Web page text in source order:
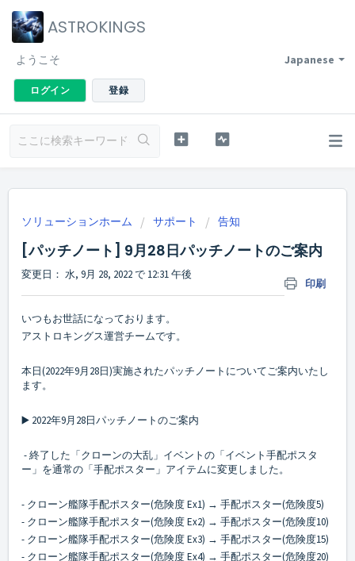
ASTROKINGS
Japanese
ようこそ
ログイン 登録
ソリューションホーム サポート 告知
[パッチノート] 9月28日パッチノートのご案内
印刷
変更日： 水, 9月 28, 2022 で 12:31 午後
いつもお世話になっております。
アストロキングス運営チームです。
本日(2022年9月28日)実施されたパッチノートについてご案内いたし
ます。
▶️ 2022年9月28日パッチノートのご案内
- 終了した「クローンの大乱」イベントの「イベント手配ポスタ
ー」を通常の「手配ポスター」アイテムに変更しました。
- クローン艦隊手配ポスター(危険度 Ex1) → 手配ポスター(危険度5)
- クローン艦隊手配ポスター(危険度 Ex2) → 手配ポスター(危険度10)
- クローン艦隊手配ポスター(危険度 Ex3) → 手配ポスター(危険度15)
- クローン艦隊手配ポスター(危険度 Ex4) → 手配ポスター(危険度20)